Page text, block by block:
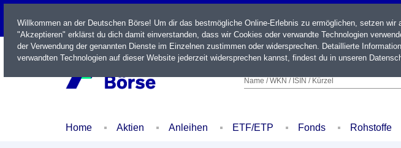
LIVE
Name / WKN / ISIN / Kürzel
Home Aktien Anleihen ETF/ETP Fonds Rohstoffe
Willkommen an der Deutschen Börse! Um dir das bestmögliche Online-Erlebnis zu ermöglichen, setzen
"Akzeptieren" erklärst du dich damit einverstanden, dass wir Cookies oder verwandte Technologien
der Verwendung der genannten Dienste im Einzelnen zustimmen oder widersprechen. Detaillierte
verwandten Technologien auf dieser Website jederzeit widersprechen kannst, findest du in unseren